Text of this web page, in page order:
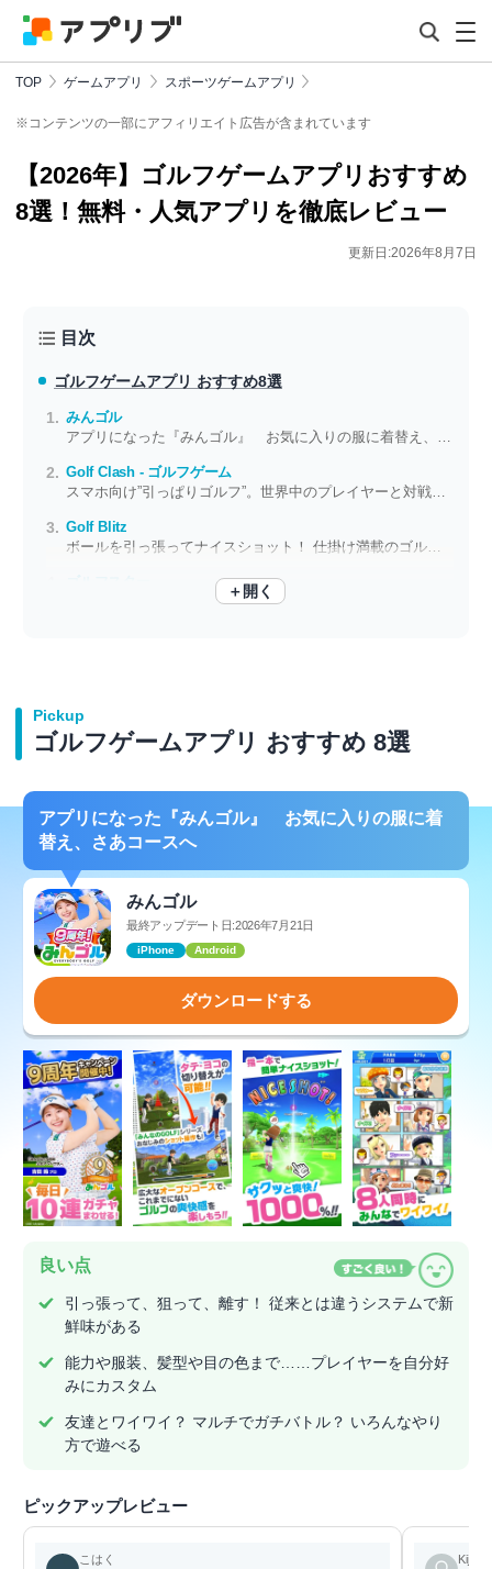
TOP ゲームアプリ スポーツゲームアプリ
※コンテンツの一部にアフィリエイト広告が含まれています
【2026年】ゴルフゲームアプリおすすめ
8選！無料・人気アプリを徹底レビュー
更新日:2026年8月7日
目次
ゴルフゲームアプリ おすすめ8選
みんゴル
アプリになった『みんゴル』 お気に入りの服に着替え、さあコースへ
Golf Clash - ゴルフゲーム
スマホ向け”引っぱりゴルフ”。世界中のプレイヤーと対戦しよう
Golf Blitz
ボールを引っ張ってナイスショット！ 仕掛け満載のゴルフゲーム
家庭用ゲーム機並の大ボリューム 3Dリアルゴルフゲーム
＋開く
Pickup
ゴルフゲームアプリ おすすめ 8選
アプリになった『みんゴル』 お気に入りの服に着
替え、さあコースへ
みんゴル
最終アップデート日:2026年7月21日
iPhone Android
ダウンロードする
良い点
引っ張って、狙って、離す！ 従来とは違うシステムで新
鮮味がある
能力や服装、髪型や目の色まで……プレイヤーを自分好
みにカスタム
友達とワイワイ？ マルチでガチバトル？ いろんなやり
方で遊べる
ピックアップレビュー
こはく Kiji